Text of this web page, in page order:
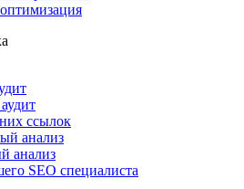
ссылок
анализ
анализ
SEO специалиста